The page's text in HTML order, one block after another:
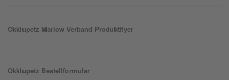
Okklupetz Marlow Verband Produktflyer
Okklupetz Bestellformular